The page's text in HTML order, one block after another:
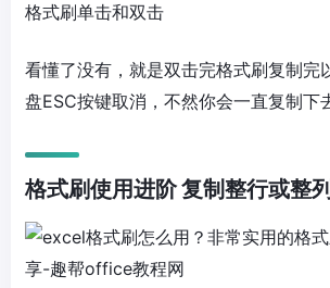
格式刷单击和双击
看懂了没有，就是双击完格式刷复制完
盘ESC按键取消，不然你会一直复制下
格式刷使用进阶复制整行或整列